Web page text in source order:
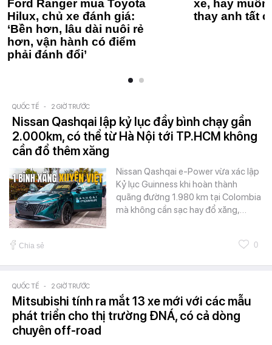
Ford Ranger mua Toyota
Hilux, chủ xe đánh giá:
‘Bền hơn, lâu dài nuôi rẻ
hơn, vận hành có điểm
phải đánh đổi’
xe, hay
thay anh tất
QUỐC TẾ - 2 GIỜ TRƯỚC
Nissan Qashqai lập kỷ lục đầy bình chạy gần
2.000km, có thể từ Hà Nội tới TP.HCM không
cần đổ thêm xăng
Nissan Qashqai e-Power vừa xác lập
Kỷ lục Guinness khi hoàn thành
quãng đường 1.980 km tại Colombia
mà không cần sạc hay đổ xăng,…
Chia sẻ 0
QUỐC TẾ - 2 GIỜ TRƯỚC
Mitsubishi tính ra mắt 13 xe mới với các mẫu
phát triển cho thị trường ĐNÁ, có cả dòng
chuyên off-road